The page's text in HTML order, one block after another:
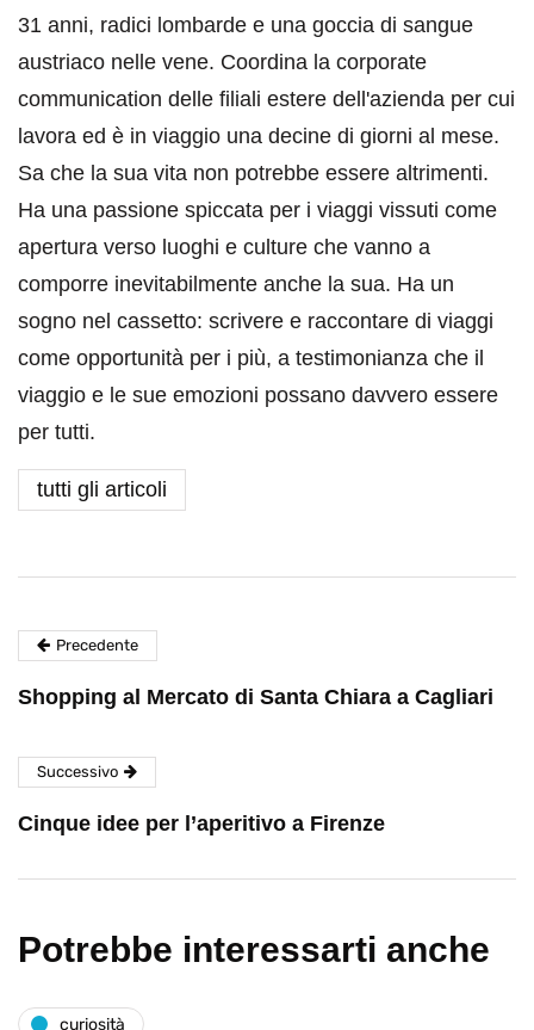
31 anni, radici lombarde e una goccia di sangue
austriaco nelle vene. Coordina la corporate
communication delle filiali estere dell'azienda per cui
lavora ed è in viaggio una decine di giorni al mese.
Sa che la sua vita non potrebbe essere altrimenti.
Ha una passione spiccata per i viaggi vissuti come
apertura verso luoghi e culture che vanno a
comporre inevitabilmente anche la sua. Ha un
sogno nel cassetto: scrivere e raccontare di viaggi
come opportunità per i più, a testimonianza che il
viaggio e le sue emozioni possano davvero essere
per tutti.
tutti gli articoli
Precedente
Shopping al Mercato di Santa Chiara a Cagliari
Successivo
Cinque idee per l’aperitivo a Firenze
Potrebbe interessarti anche
curiosità